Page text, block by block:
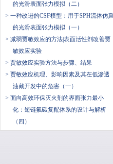
的光滑表面张力模拟（二）
> 一种改进的CSF模型：用于SPH流体仿真
的光滑表面张力模拟（一）
> 减弱贾敏效应的方法|表面活性剂改善贾
敏效应实验
> 贾敏效应实验方法与步骤、结果
> 贾敏效应机理、影响因素及其在低渗透
油藏开发中的危害（一）
> 面向高效环保灭火剂的界面张力最小
化：短链氟碳复配体系的设计与解析
（四）